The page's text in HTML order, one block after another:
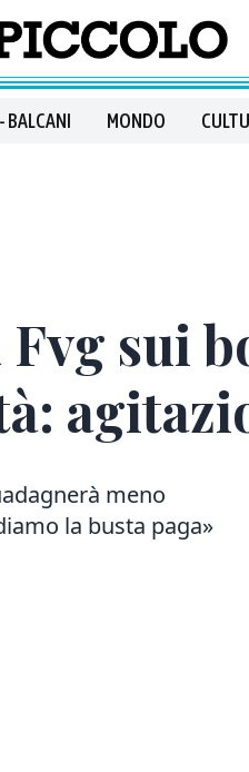
BALCANI MONDO
sui
meno
la busta paga»